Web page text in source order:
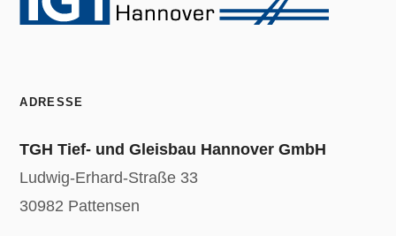
ADRESSE
TGH Tief- und Gleisbau Hannover GmbH
Ludwig-Erhard-Straße 33
30982 Pattensen